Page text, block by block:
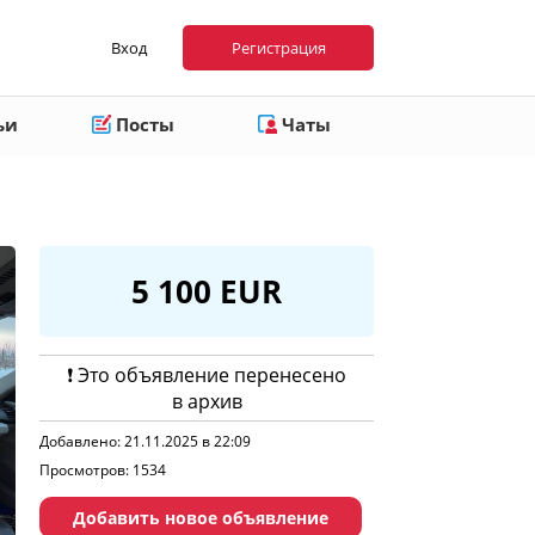
Вход Регистрация
Посты Чаты
5 100 EUR
❗️ Это объявление перенесено
в архив
Добавлено: 21.11.2025 в 22:09
Просмотров: 1534
Добавить новое объявление